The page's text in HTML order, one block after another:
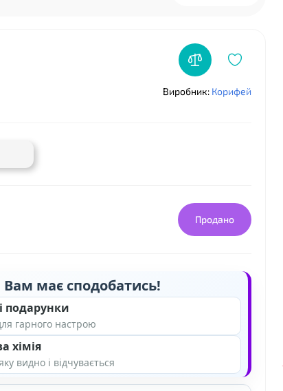
Виробник: Корифей
Продано
Вам має сподобатись!
подарунки
гарного настрою
хімія
видно і відчувається